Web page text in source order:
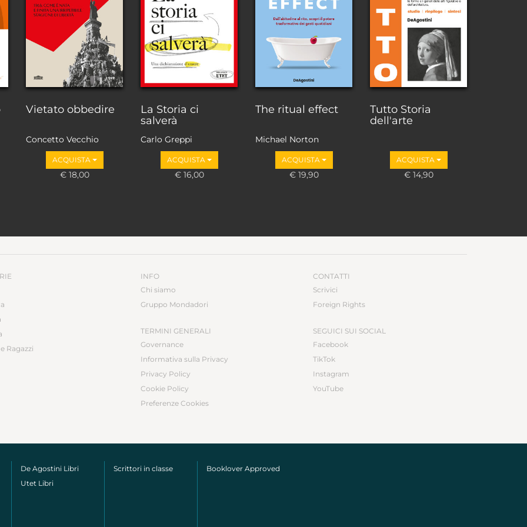
Vietato obbedire
Concetto Vecchio
ACQUISTA
€ 18,00
La Storia ci
salverà
Carlo Greppi
ACQUISTA
€ 16,00
The ritual effect
Michael Norton
ACQUISTA
€ 19,90
Tutto Storia
dell'arte
ACQUISTA
€ 14,90
Ragazzi
INFO
Chi siamo
Gruppo Mondadori
TERMINI GENERALI
Governance
Informativa sulla Privacy
Privacy Policy
Cookie Policy
Preferenze Cookies
CONTATTI
Scrivici
Foreign Rights
SEGUICI SUI SOCIAL
Facebook
TikTok
Instagram
YouTube
De Agostini Libri
Utet Libri
Scrittori in classe Booklover Approved